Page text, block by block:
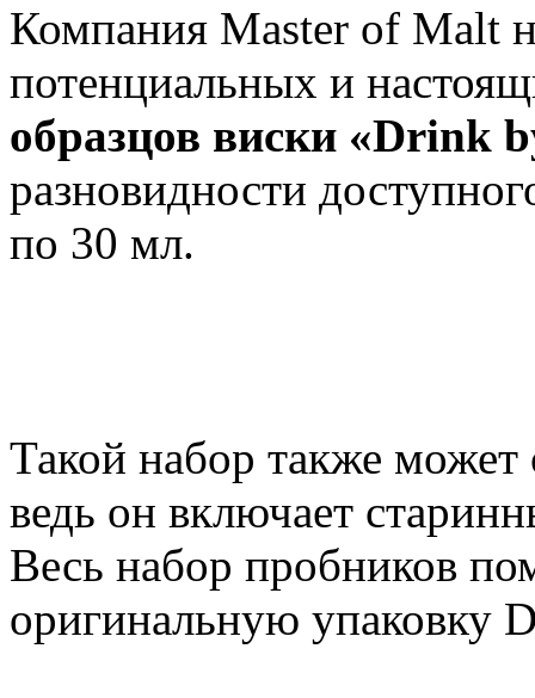
Компания Master of Malt
потенциальных и
образцов виски «Drink
разновидности
по 30 мл.
Такой набор также может
ведь он включает
Весь набор пробников
оригинальную упаковку